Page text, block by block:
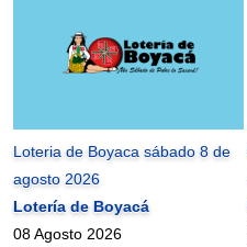
Loteria de Boyaca sábado 8 de
agosto 2026
Lotería de Boyacá
08 Agosto 2026